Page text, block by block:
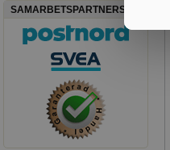
SAMARBETSPARTNERS